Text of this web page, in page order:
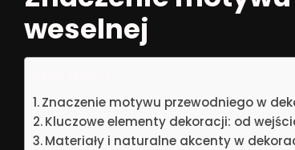
weselnej
Znaczenie motywu przewodniego w
Kluczowe elementy dekoracji: od
Materiały i naturalne akcenty w